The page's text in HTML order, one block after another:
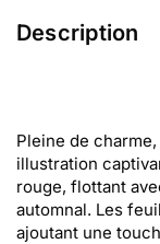
Description
Pleine de
illustration
rouge, flottant
automnal. Les
ajoutant une